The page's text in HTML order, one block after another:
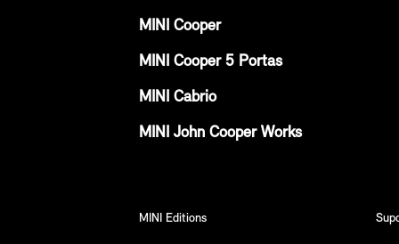
MINI Cooper
MINI Cooper 5 Portas
MINI Cabrio
MINI John Cooper Works
MINI Editions